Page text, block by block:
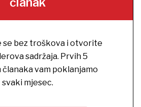
se bez troškova i otvorite
sadržaja. Prvih 5
vam poklanjamo
svaki mjesec.